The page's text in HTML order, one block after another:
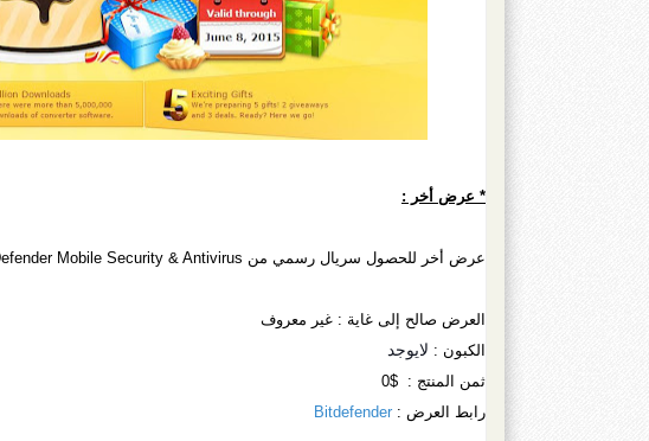
* عرض أخر :
عرض أخر للحصول سريال رسمي من BitDefender Mobile Security & Antivirus لمدة 6 أشهر
العرض صالح إلى غاية : غير معروف
الكبون : لايوجد
ثمن المنتج : $0
رابط العرض : Bitdefender